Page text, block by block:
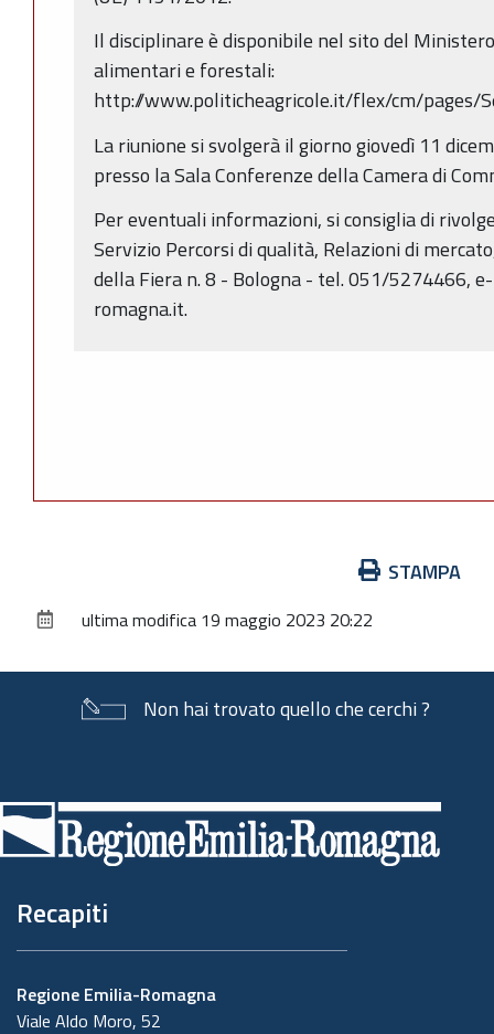
Il disciplinare è disponibile nel sito del
alimentari e forestali:
http://www.politicheagricole.it/flex/cm/pages/
La riunione si svolgerà il giorno giovedì 11
presso la Sala Conferenze della Camera di
Per eventuali informazioni, si consiglia di
Servizio Percorsi di qualità, Relazioni di
della Fiera n. 8 - Bologna - tel. 051/5274466,
romagna.it.
documento
STAMPA
ultima modifica 19 maggio 2023 20:22
Non hai trovato quello che cerchi ?
di
pagina
Recapiti
Regione Emilia-Romagna
Viale Aldo Moro, 52